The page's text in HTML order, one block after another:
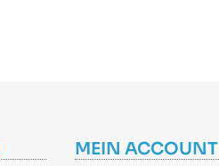
MEIN ACCOUNT